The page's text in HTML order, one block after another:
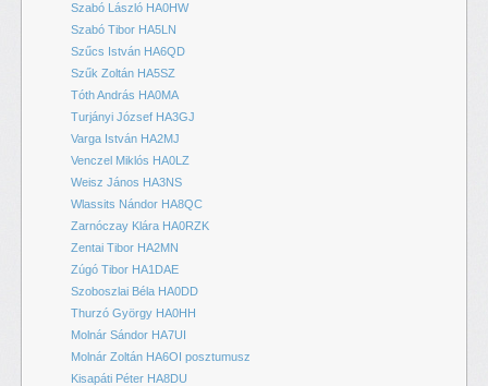
Szabó László HA0HW
Szabó Tibor HA5LN
Szűcs István HA6QD
Szűk Zoltán HA5SZ
Tóth András HA0MA
Turjányi József HA3GJ
Varga István HA2MJ
Venczel Miklós HA0LZ
Weisz János HA3NS
Wlassits Nándor HA8QC
Zarnóczay Klára HA0RZK
Zentai Tibor HA2MN
Zúgó Tibor HA1DAE
Szoboszlai Béla HA0DD
Thurzó György HA0HH
Molnár Sándor HA7UI
Molnár Zoltán HA6OI posztumusz
Kisapáti Péter HA8DU